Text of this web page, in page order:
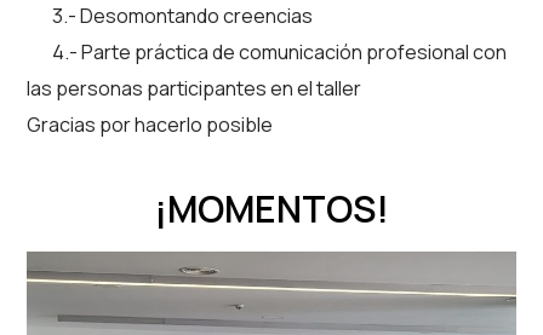
3.- Desomontando creencias
4.- Parte práctica de comunicación profesional con
las personas participantes en el taller
Gracias por hacerlo posible
¡MOMENTOS!